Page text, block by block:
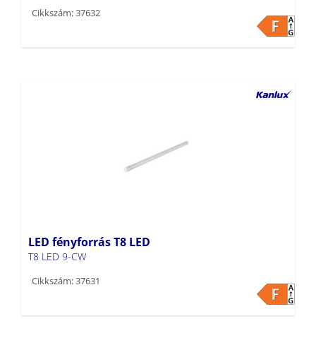
Cikkszám: 37632
LED fényforrás T8 LED
T8 LED 9-CW
Cikkszám: 37631